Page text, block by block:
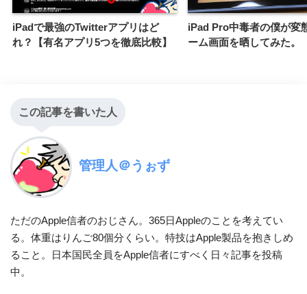
iPadで最強のTwitterアプリはど
れ？【有名アプリ5つを徹底比較】
iPad Pro中毒者の僕が変
ーム画面を晒してみた。
この記事を書いた人
管理人＠うぉず
ただのApple信者のおじさん。365日Appleのことを考えてい
る。体重はりんご80個分くらい。特技はApple製品を抱きしめ
ること。日本国民全員をApple信者にすべく日々記事を投稿
中。